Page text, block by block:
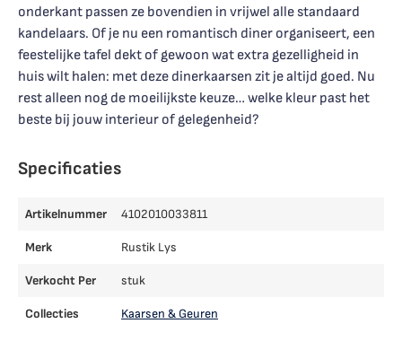
onderkant passen ze bovendien in vrijwel alle standaard
kandelaars. Of je nu een romantisch diner organiseert, een
feestelijke tafel dekt of gewoon wat extra gezelligheid in
huis wilt halen: met deze dinerkaarsen zit je altijd goed. Nu
rest alleen nog de moeilijkste keuze… welke kleur past het
beste bij jouw interieur of gelegenheid?
Specificaties
Artikelnummer 4102010033811
Merk Rustik Lys
Verkocht Per stuk
Collecties Kaarsen & Geuren